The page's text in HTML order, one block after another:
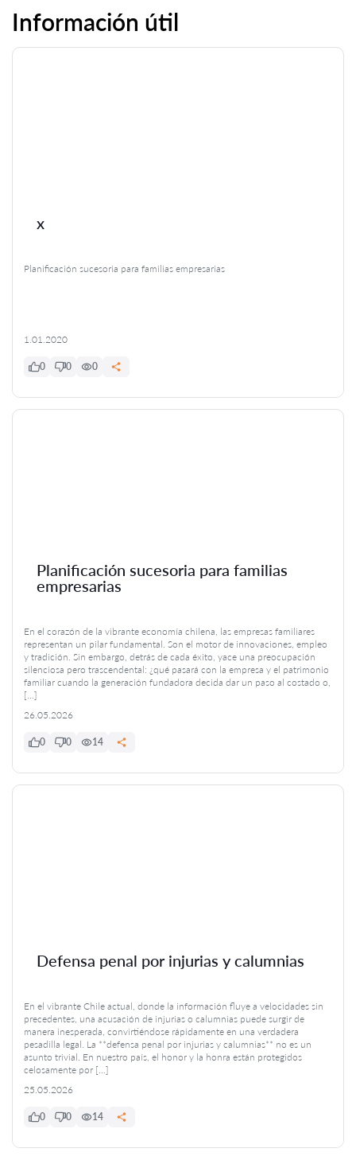
Información útil
x
Planificación sucesoria para familias empresarias
1.01.2020
0 0 0
Planificación sucesoria para familias
empresarias
En el corazón de la vibrante economía chilena, las empresas familiares
representan un pilar fundamental. Son el motor de innovaciones, empleo
y tradición. Sin embargo, detrás de cada éxito, yace una preocupación
silenciosa pero trascendental: ¿qué pasará con la empresa y el patrimonio
familiar cuando la generación fundadora decida dar un paso al costado o,
[…]
26.05.2026
0 0 14
Defensa penal por injurias y calumnias
En el vibrante Chile actual, donde la información fluye a velocidades sin
precedentes, una acusación de injurias o calumnias puede surgir de
manera inesperada, convirtiéndose rápidamente en una verdadera
pesadilla legal. La **defensa penal por injurias y calumnias** no es un
asunto trivial. En nuestro país, el honor y la honra están protegidos
celosamente por […]
25.05.2026
0 0 14